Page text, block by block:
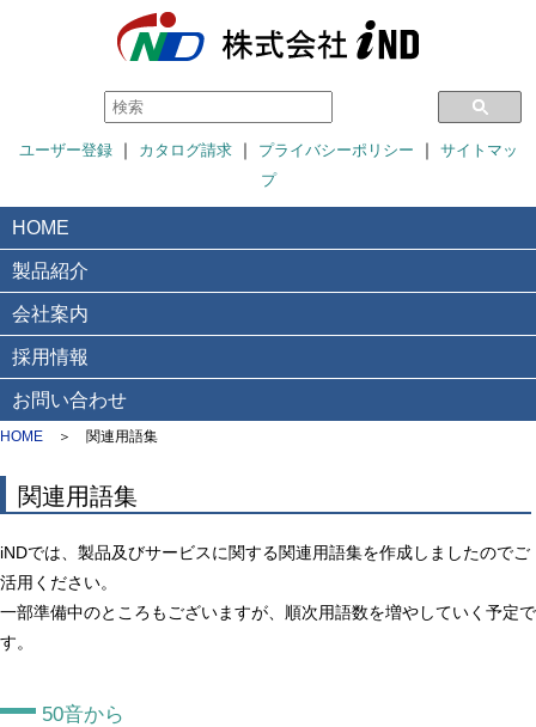
ユーザー登録｜ カタログ請求｜ プライバシーポリシー ｜ サイトマッ
プ
HOME
製品紹介
会社案内
採用情報
お問い合わせ
HOME ＞ 関連用語集
関連用語集
iNDでは、製品及びサービスに関する関連用語集を作成しましたのでご
活用ください。
一部準備中のところもございますが、順次用語数を増やしていく予定で
す。
50音から